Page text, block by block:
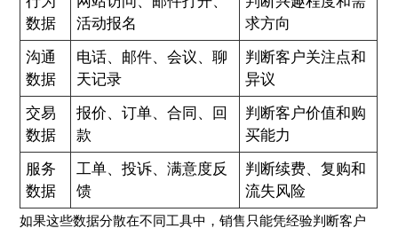
数据
活动报名
求方向
沟通
数据
电话、邮件、会议、聊
天记录
判断客户关注点和
异议
交易
数据
报价、订单、合同、回
款
判断客户价值和购
买能力
服务
数据
工单、投诉、满意度反
馈
判断续费、复购和
流失风险
如果这些数据分散在不同工具中，销售只能凭经验判断客户